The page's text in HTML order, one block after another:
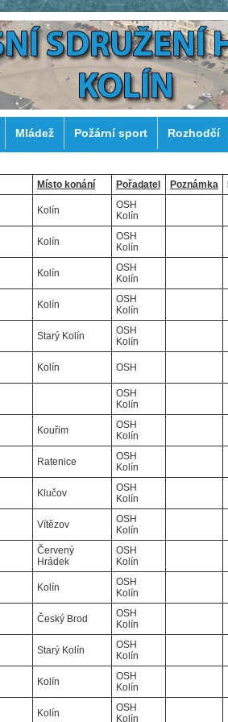
Mládež Požární sport Rozhodčí
Místo konání Pořadatel Poznámka
Kolín
OSH
Kolín
Kolín
OSH
Kolín
Kolín
OSH
Kolín
Kolín
OSH
Kolín
Starý Kolín
OSH
Kolín
Kolín OSH
OSH
Kolín
Kouřim
OSH
Kolín
Ratenice
OSH
Kolín
Klučov
OSH
Kolín
Vítězov
OSH
Kolín
Červený
Hrádek
OSH
Kolín
Kolín
OSH
Kolín
Český Brod
OSH
Kolín
Starý Kolín
OSH
Kolín
Kolín
OSH
Kolín
Kolín
OSH
Kolín